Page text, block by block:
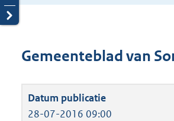
Gemeenteblad van
28-07-2016 09:00